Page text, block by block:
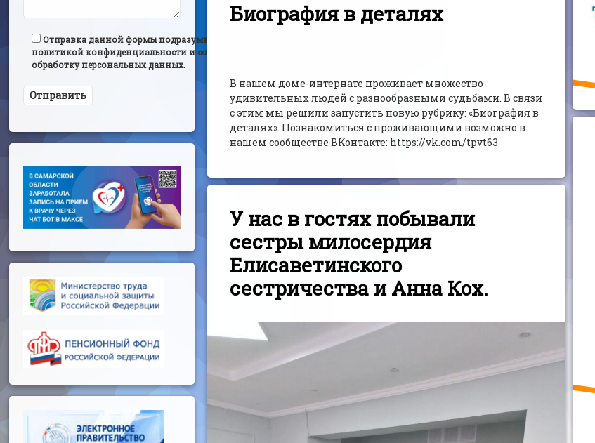
Биография в деталях
В нашем доме-интернате проживает множество
удивительных людей с разнообразными судьбами. В связи
с этим мы решили запустить новую рубрику: «Биография в
деталях». Познакомиться с проживающими возможно в
нашем сообществе ВКонтакте: https://vk.com/tpvt63
У нас в гостях побывали
сестры милосердия
Елисаветинского
сестричества и Анна Кох.
Отправка данной формы подразумевает согласие с
политикой конфиденциальности и согласием на
обработку персональных данных.